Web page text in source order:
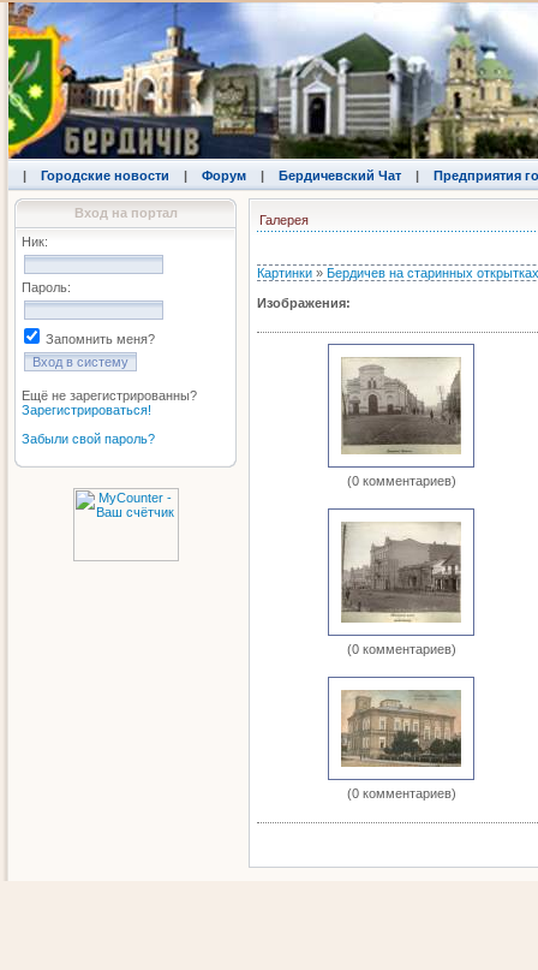
| Городские новости | Форум | Бердичевский Чат | Предприятия
Вход на портал
Ник:
Пароль:
Запомнить меня?
Ещё не зарегистрированны?
Зарегистрироваться!
Забыли свой пароль?
Галерея
Картинки » Бердичев на старинных открытках
Изображения:
(0 комментариев)
(0 комментариев)
(0 комментариев)